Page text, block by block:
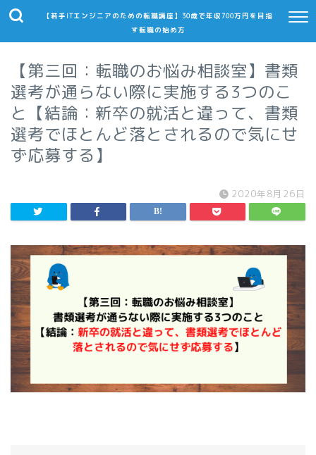
【若手ITエンジニアのための転職講座】30歳で年収700万円を目指
す転職の始め方
【第三回：転職のお悩み相談室】書類
選考が通らない際に実施する3つのこ
と【結論：新卒の就活と違って、書類
選考でほとんど落とされるので気にせ
ず応募する】
2020年8月26日